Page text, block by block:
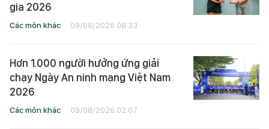
gia 2026
Các môn khác 09/08/2026 08:33
Hơn 1.000 người hưởng ứng giải
chạy Ngày An ninh mạng Việt Nam
2026
Các môn khác 09/08/2026 02:07